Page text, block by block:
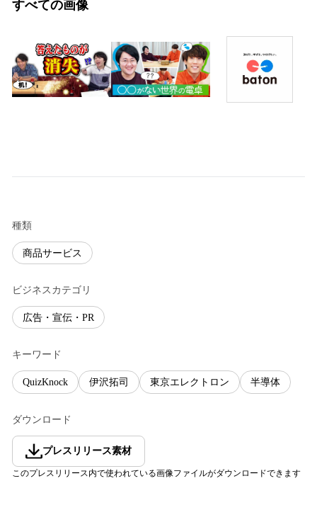
すべての画像
種類
商品サービス
ビジネスカテゴリ
広告・宣伝・PR
キーワード
QuizKnock 伊沢拓司 東京エレクトロン 半導体
ダウンロード
プレスリリース素材
このプレスリリース内で使われている画像ファイルがダウンロードできます